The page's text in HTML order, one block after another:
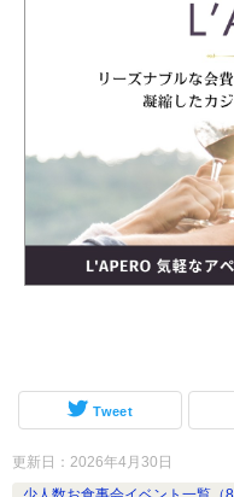
Tweet
更新日： 2026年4月30日